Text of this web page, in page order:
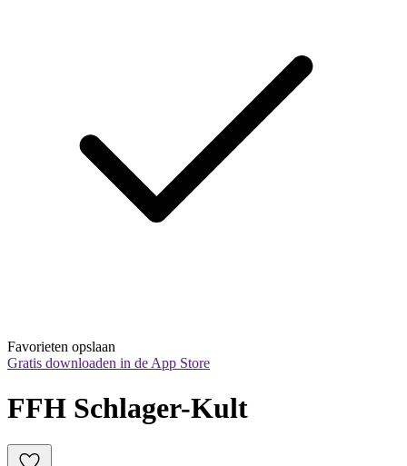
Favorieten opslaan
Gratis downloaden in de App Store
FFH Schlager-Kult